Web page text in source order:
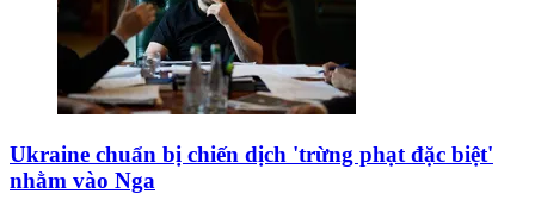
Ukraine chuẩn bị chiến dịch 'trừng phạt đặc biệt'
nhằm vào Nga